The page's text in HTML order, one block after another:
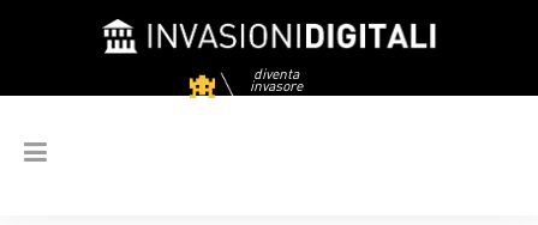
diventa
invasore